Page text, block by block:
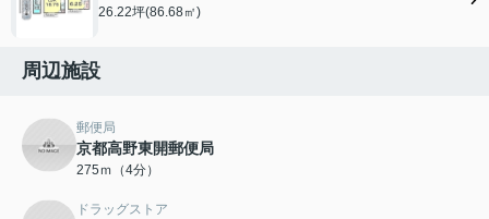
26.22坪(86.68㎡)
周辺施設
郵便局
京都高野東開郵便局
275ｍ（4分）
ドラッグストア